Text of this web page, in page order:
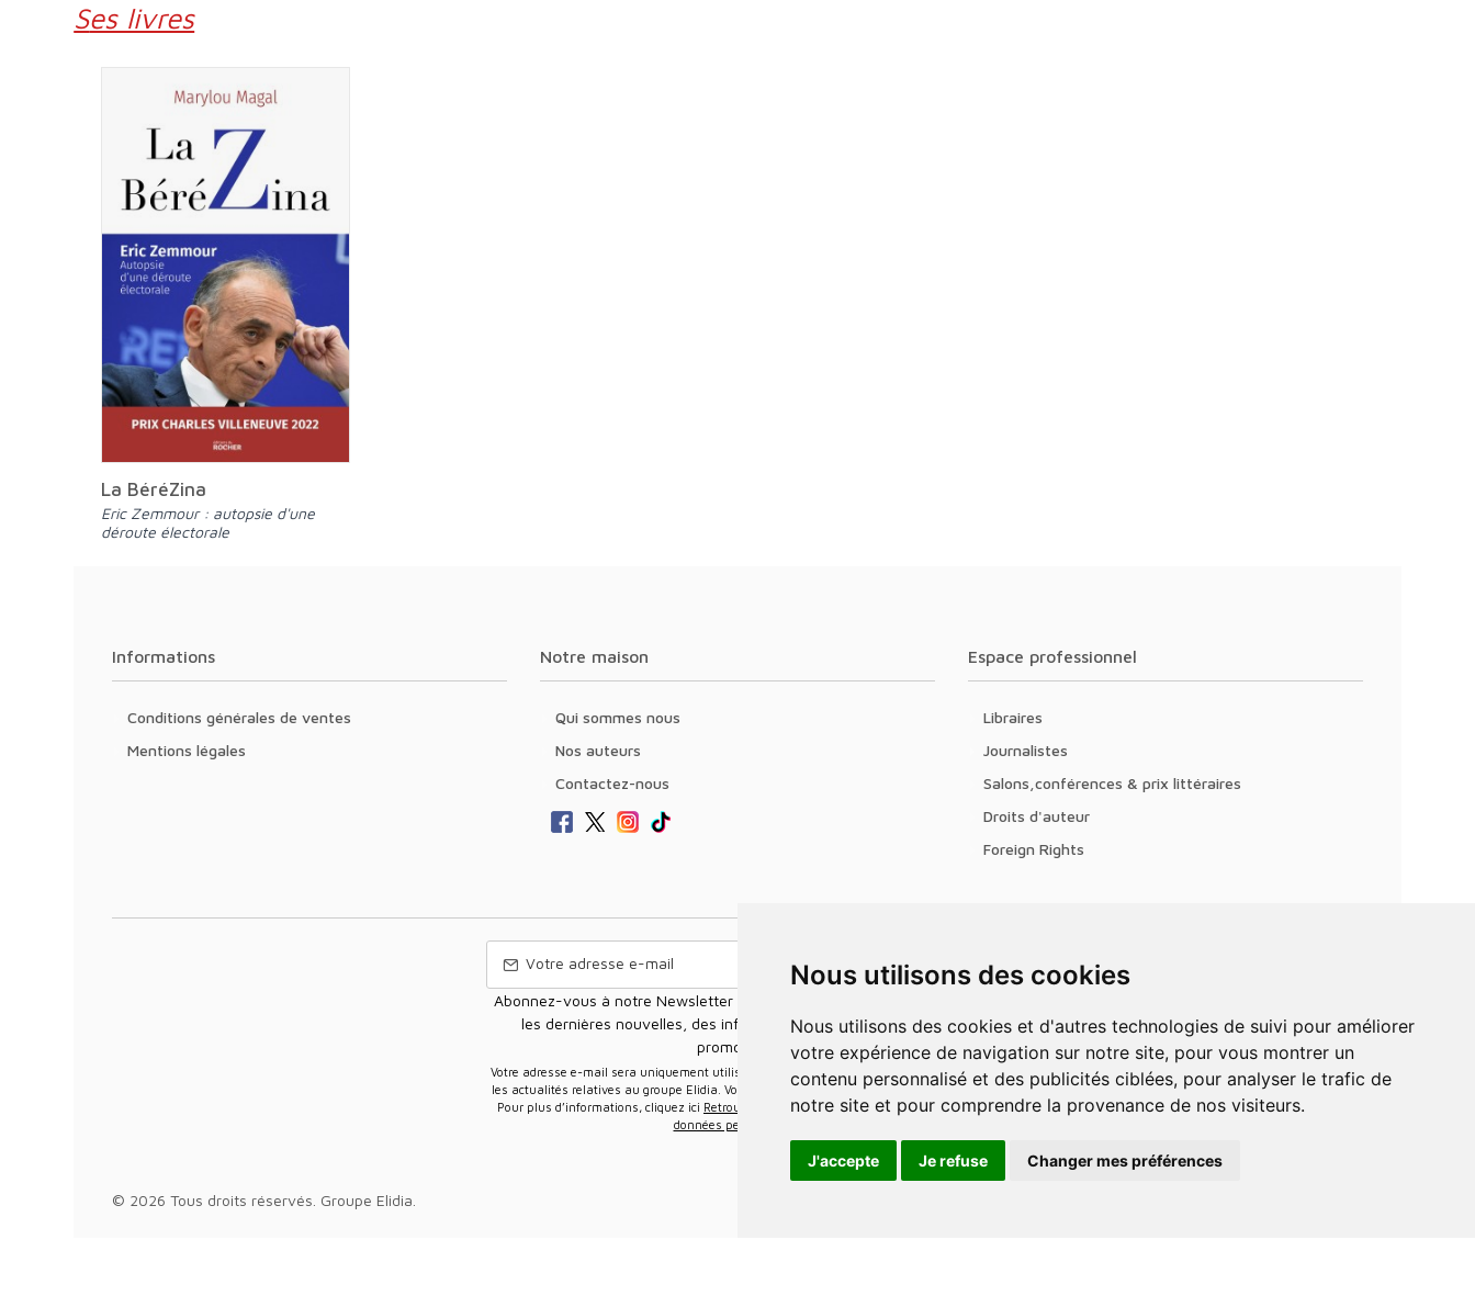
Nous utilisons des cookies
Nous utilisons des cookies et d'autres technologies de suivi pour améliorer
votre expérience de navigation sur notre site, pour vous montrer un
contenu personnalisé et des publicités ciblées, pour analyser le trafic de
notre site et pour comprendre la provenance de nos visiteurs.
J'accepte Je refuse Changer mes préférences
Ses livres
La BéréZina
Eric Zemmour : autopsie d'une
déroute électorale
Informations
Conditions générales de ventes
Mentions légales
Notre maison
Qui sommes nous
Nos auteurs
Contactez-nous
Espace professionnel
Libraires
Journalistes
Salons,conférences & prix littéraires
Droits d'auteur
Foreign Rights
Abonnez-vous à notre Newsletter pour recevoir nos nouvelles offres,
les dernières nouvelles, des informations sur les ventes et les
promotions.
Votre adresse e-mail sera uniquement utilisée pour vous envoyer des informations sur
les actualités relatives au groupe Elidia. Vous pouvez vous désinscrire à tout moment.
Pour plus d’informations, cliquez ici Retrouvez ici notre politique de protection de vos
données personnelles
© 2026 Tous droits réservés. Groupe Elidia